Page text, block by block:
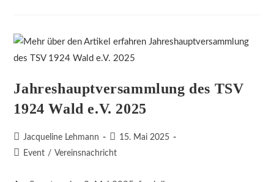
TSV
Wald!
Jahreshauptversammlung des TSV
1924 Wald e.V. 2025
Beitrags-
Autor:
Jacqueline Lehmann
Beitrag
veröffentlicht:
15. Mai 2025
Beitrags-
Event / Vereinsnachricht